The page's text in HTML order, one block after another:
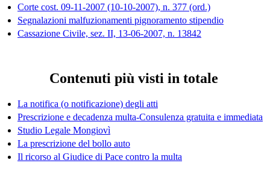
Corte cost. 09-11-2007 (10-10-2007), n. 377 (ord.)
Segnalazioni malfuzionamenti pignoramento stipendio
Cassazione Civile, sez. II, 13-06-2007, n. 13842
Contenuti più visti in totale
La notifica (o notificazione) degli atti
Prescrizione e decadenza multa-Consulenza gratuita e immediata
Studio Legale Mongiovì
La prescrizione del bollo auto
Il ricorso al Giudice di Pace contro la multa